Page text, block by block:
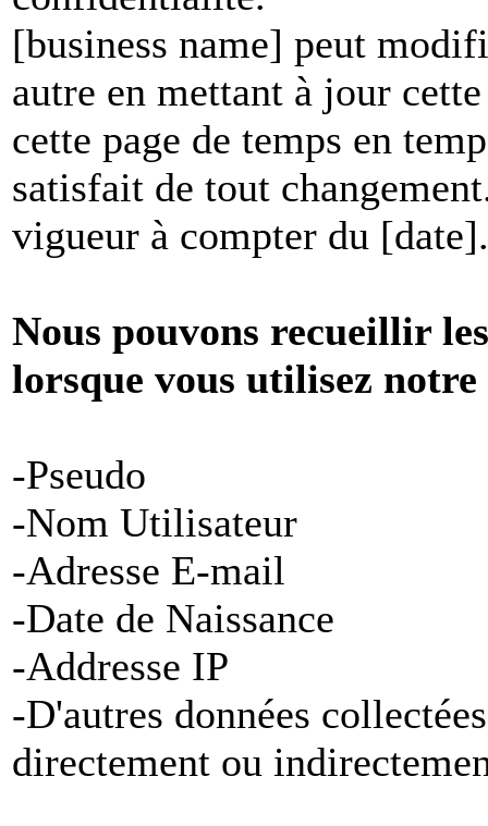
[business name] peut
autre en mettant à jour
cette page de temps en
satisfait de tout
vigueur à compter du [date].
Nous pouvons recueillir
lorsque vous utilisez notre
-Pseudo
-Nom Utilisateur
-Adresse E-mail
-Date de Naissance
-Addresse IP
-D'autres données
directement ou